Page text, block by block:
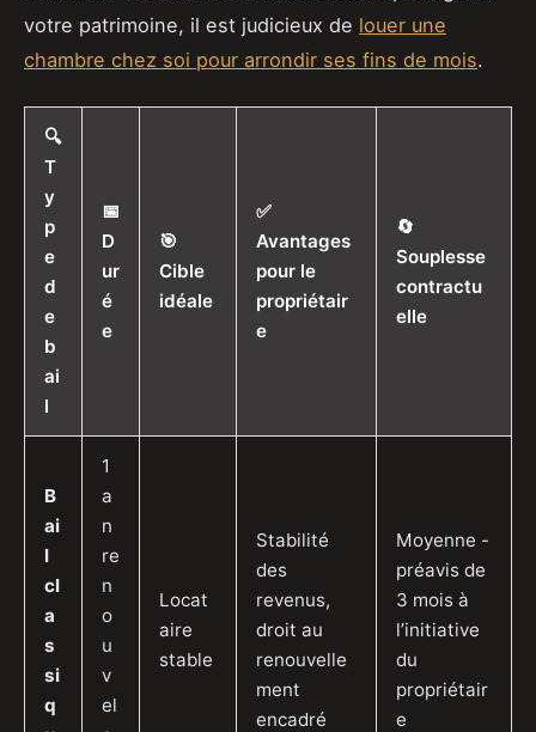
votre patrimoine, il est judicieux de louer une
chambre chez soi pour arrondir ses fins de mois.
🔍
T
y
p
e
d
e
b
ai
l
📅
D
ur
é
e
🎯
Cible
idéale
✅
Avantages
pour le
propriétair
e
🔄
Souplesse
contractu
elle
B
ai
l
cl
a
s
si
q
1
a
n
re
n
o
u
v
el
Locat
aire
stable
Stabilité
des
revenus,
droit au
renouvelle
ment
encadré
Moyenne -
préavis de
3 mois à
l’initiative
du
propriétair
e